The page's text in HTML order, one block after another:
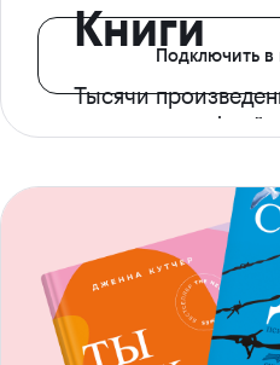
Книги
Тысячи
с доступом офлайн
Подключить